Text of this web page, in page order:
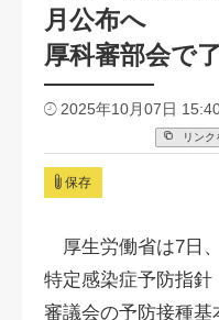
月公布へ
厚科審部会で
2025年10月07日
リンク
保存
厚生労働省は7日
特定感染症予防指
審議会の予防接種基